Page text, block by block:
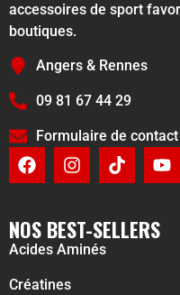
accessoires de sport
boutiques.
Angers & Rennes
09 81 67 44 29
Formulaire de contact
NOS BEST-SELLERS
Acides Aminés
Créatines